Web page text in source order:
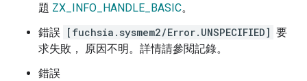
題 ZX_INFO_HANDLE_BASIC。
錯誤
[fuchsia.sysmem2/Error.UNSPECIFIED] 要
求失敗， 原因不明。詳情請參閱記錄。
錯誤